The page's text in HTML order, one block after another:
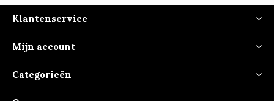
Klantenservice
Mijn account
Categorieën